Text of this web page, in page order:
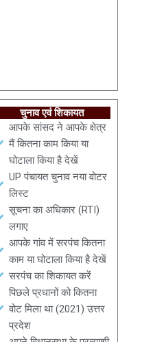
चुनाव एवं शिकायत
आपके सांसद ने आपके क्षेत्र
मैं कितना काम किया या
घोटाला किया है देखें
UP पंचायत चुनाव नया वोटर
लिस्ट
सूचना का अधिकार (RTI)
लगाए
आपके गांव में सरपंच कितना
काम या घोटाला किया है देखें
सरपंच का शिकायत करें
पिछले प्रधानों को कितना
वोट मिला था (2021) उत्तर
प्रदेश